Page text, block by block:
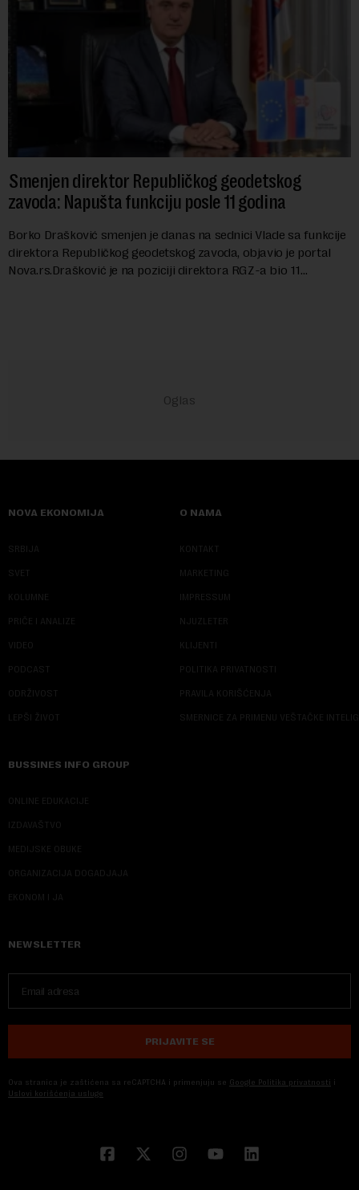
Smenjen direktor Republičkog geodetskog
zavoda: Napušta funkciju posle 11 godina
Borko Drašković smenjen je danas na sednici Vlade sa funkcije
direktora Republičkog geodetskog zavoda, objavio je portal
Nova.rs.Drašković je na poziciji direktora RGZ-a bio 11
NOVA EKONOMIJA
SRBIJA
SVET
KOLUMNE
PRIČE I ANALIZE
VIDEO
PODCAST
ODRŽIVOST
LEPŠI ŽIVOT
O NAMA
KONTAKT
MARKETING
IMPRESSUM
NJUZLETER
KLIJENTI
POLITIKA PRIVATNOSTI
PRAVILA KORIŠĆENJA
SMERNICE ZA PRIMENU VEŠTAČKE
BUSSINES INFO GROUP
ONLINE EDUKACIJE
IZDAVAŠTVO
MEDIJSKE OBUKE
ORGANIZACIJA DOGADJAJA
EKONOM I JA
NEWSLETTER
PRIJAVITE SE
Ova stranica je zaštićena sa reCAPTCHA i primenjuju se Google Politika privatnosti i
Uslovi korišćenja usluge